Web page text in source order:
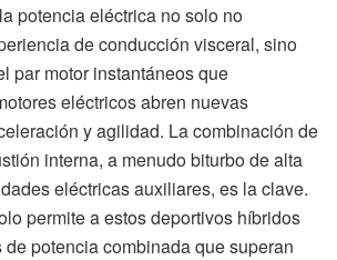
potencia eléctrica no solo no
de conducción visceral, sino
par motor instantáneos que
eléctricos abren nuevas
y agilidad. La combinación de
interna, a menudo biturbo de alta
eléctricas auxiliares, es la clave.
permite a estos deportivos híbridos
potencia combinada que superan